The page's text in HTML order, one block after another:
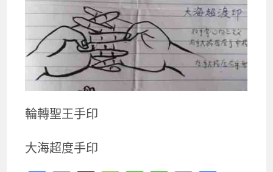
輪轉聖王手印
大海超度手印